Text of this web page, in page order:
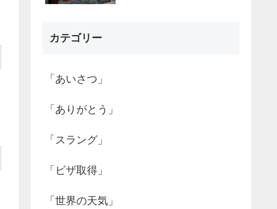
カテゴリー
「あいさつ」
「ありがとう」
「スラング」
「ビザ取得」
「世界の天気」